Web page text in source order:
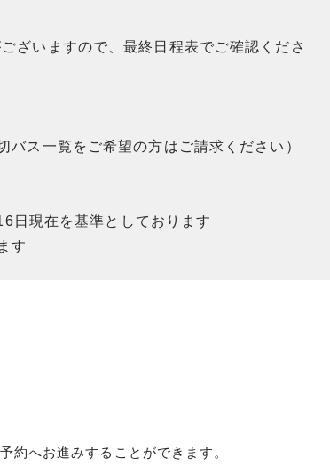
ざいますので、最終日程表でご確認くださ
ス一覧をご希望の方はご請求ください）
日現在を基準としております
す
約へお進みすることができます。